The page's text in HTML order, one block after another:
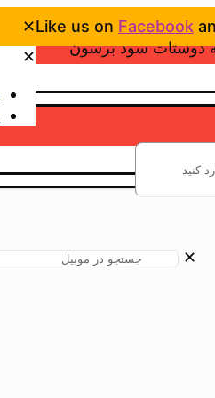
Like us on Facebook
دوستات سود برسون
✕
✕
✕